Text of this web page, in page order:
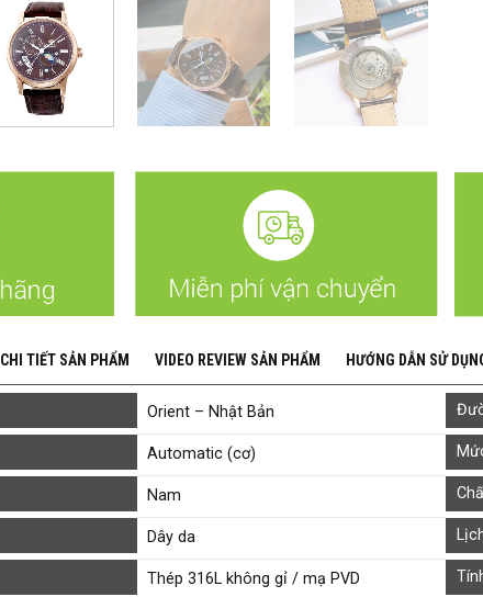
CHI TIẾT SẢN PHẨM VIDEO REVIEW SẢN PHẨM HƯỚNG DẪN SỬ
Orient – Nhật Bản
Automatic (cơ)
Nam
Dây da
Thép 316L không gỉ / mạ PVD